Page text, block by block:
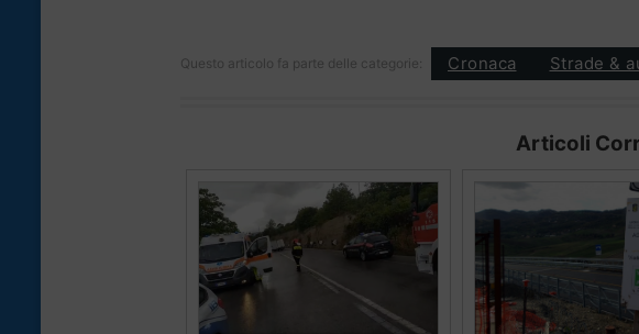
Questo articolo fa parte delle categorie: Cronaca Strade &
Articoli